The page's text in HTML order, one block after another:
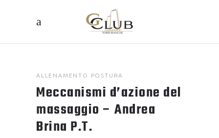
ALLENAMENTO POSTURA
Meccanismi d’azione del
massaggio – Andrea
Brina P.T.